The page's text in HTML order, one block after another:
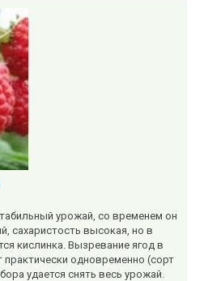
урожай, со временем он
сахаристость высокая, но в
кислинка. Вызревание ягод в
практически одновременно (сорт
удается снять весь урожай.